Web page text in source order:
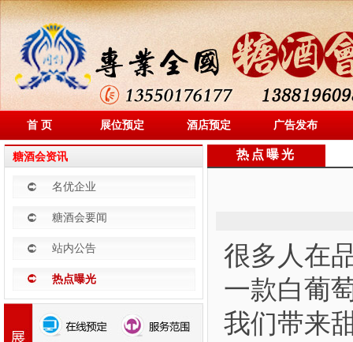
首 页 展位预定 酒店预定 广告发布
糖酒会资讯
名优企业
糖酒会要闻
站内公告
热点曝光
热点曝光
很多人在
一款白葡
我们带来